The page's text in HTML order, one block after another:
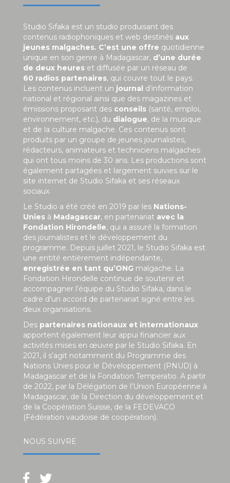
Studio Sifaka est un studio produisant des
contenus radiophoniques et web destinés aux
jeunes malgaches. C’est une offre quotidienne
unique en son genre à Madagascar, d’une durée
de deux heures et diffusée par un réseau de
60 radios partenaires, qui couvre tout le pays.
Les contenus incluent un journal d’information
national et régional ainsi que des magazines et
émissions proposant des conseils (santé, emploi,
environnement, etc.), du dialogue, de la musique
et de la culture malgache. Ces contenus sont
produits par un groupe de jeunes journalistes,
rédacteurs, animateurs et techniciens malgaches
qui ont tous moins de 30 ans. Les productions sont
également partagées et largement suivies sur le
site internet de Studio Sifaka et ses réseaux
sociaux.
Le Studio a été créé en 2019 par les Nations-
Unies à Madagascar, en partenariat avec la
Fondation Hirondelle, qui a assuré la formation
des journalistes et le développement du
programme. Depuis juillet 2021, le Studio Sifaka est
une entité entièrement indépendante,
enregistrée en tant qu’ONG malgache. La
Fondation Hirondelle continue de soutenir et
accompagner l’équipe du Studio Sifaka, dans le
cadre d’un accord de partenariat signé entre les
deux organisations.
Des partenaires nationaux et internationaux
apportent également leur appui financier aux
activités mises en œuvre par le Studio Sifaka. En
2021, il s’agit notamment du Programme des
Nations Unies pour le Développement (PNUD) à
Madagascar et de la Fondation Temperatio. A partir
de 2022, par la Délégation de l’Union Européenne à
Madagascar, de la Direction du développement et
de la Coopération Suisse, de la FEDEVACO
(Fédération vaudoise de coopération).
NOUS SUIVRE